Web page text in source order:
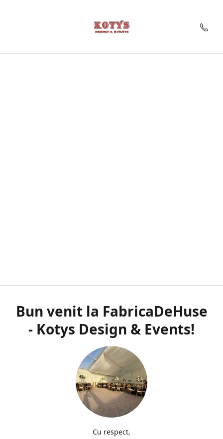
Bun venit la FabricaDeHuse
- Kotys Design & Events!
Cu respect,